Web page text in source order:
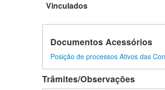
Vinculados
Documentos Acessórios
Posição de processos Ativos das
Trâmites/Observações